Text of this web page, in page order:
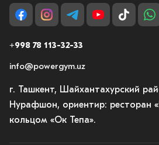
+998 78 113-32-33
info@powergym.uz
г. Ташкент, Шайхантахурский
Нурафшон, ориентир: ресторан
кольцом «Ок Тепа».